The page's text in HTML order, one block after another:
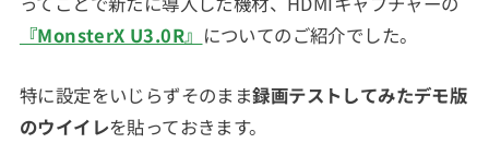
『MonsterX U3.0R』 についてのご紹介でした。
特に設定をいじらずそのまま録画テストしてみたデモ版
のウイイレを貼っておきます。